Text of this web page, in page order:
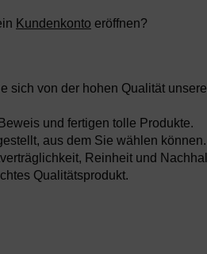
Kundenkonto eröffnen?
sich von der hohen Qualität
und fertigen tolle Produkte.
aus dem Sie wählen können.
Reinheit und
Qualitätsprodukt.